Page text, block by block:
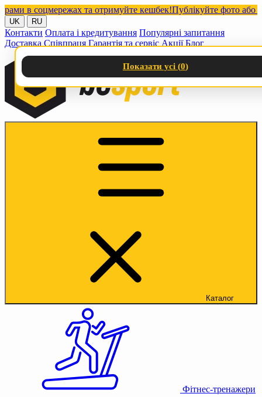
в соцмережах та отримуйте кешбек!Публікуйте фото або
UK RU
Контакти Оплата і кредитування Популярні запитання
Доставка Співпраця Гарантія та сервіс Акції Блог
Каталог
Фітнес-тренажери
Показати усі (0)